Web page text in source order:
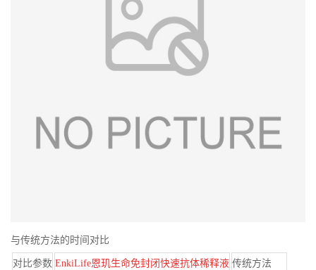
与传统方法的时间对比
对比参数 EnkiLife恩玑生命免封闭快速抗体稀释液 传统方法